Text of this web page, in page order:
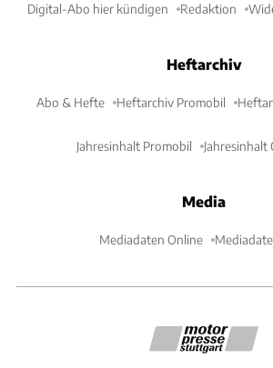
Digital-Abo hier kündigen Redaktion
Heftarchiv
Abo & Hefte Heftarchiv Promobil
Jahresinhalt Promobil Jahresinhalt
Media
Mediadaten Online